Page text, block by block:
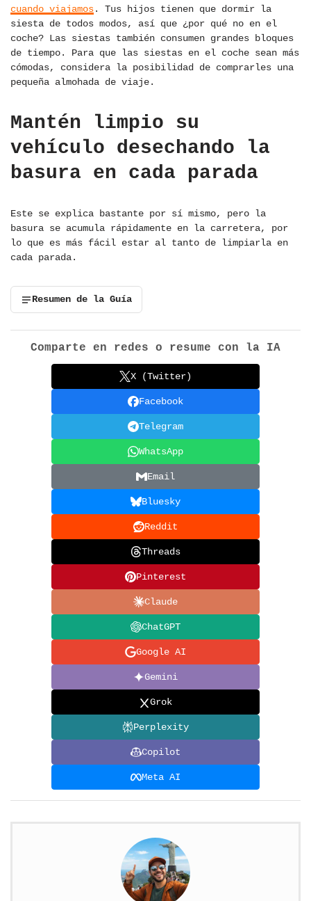
cuando viajamos. Tus hijos tienen que dormir la
siesta de todos modos, así que ¿por qué no en el
coche? Las siestas también consumen grandes bloques
de tiempo. Para que las siestas en el coche sean más
cómodas, considera la posibilidad de comprarles una
pequeña almohada de viaje.
Mantén limpio su
vehículo desechando la
basura en cada parada
Este se explica bastante por sí mismo, pero la
basura se acumula rápidamente en la carretera, por
lo que es más fácil estar al tanto de limpiarla en
cada parada.
Resumen de la Guía
Comparte en redes o resume con la IA
X (Twitter)
Facebook
Telegram
WhatsApp
Email
Bluesky
Reddit
Threads
Pinterest
Claude
ChatGPT
Google AI
Gemini
Grok
Perplexity
Copilot
Meta AI